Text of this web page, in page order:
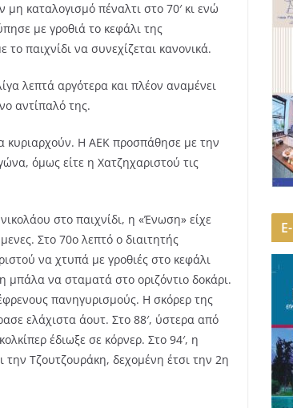
καταλογισμό πέναλτι στο 70′ κι ενώ
με γροθιά το κεφάλι της
παιχνίδι να συνεχίζεται κανονικά.
λεπτά αργότερα και πλέον αναμένει
αντίπαλό της.
κυριαρχούν. Η ΑΕΚ προσπάθησε με την
όμως είτε η Χατζηχαριστού τις
στο παιχνίδι, η «Ένωση» είχε
Στο 70ο λεπτό ο διαιτητής
να χτυπά με γροθιές στο κεφάλι
μπάλα να σταματά στο οριζόντιο δοκάρι.
πανηγυρισμούς. Η σκόρερ της
ελάχιστα άουτ. Στο 88′, ύστερα από
έδιωξε σε κόρνερ. Στο 94′, η
Τζουτζουράκη, δεχομένη έτσι την 2η